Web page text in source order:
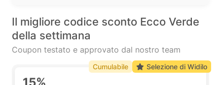
Il migliore codice sconto Ecco Verde
della settimana
Coupon testato e approvato dal nostro team
Cumulabile Selezione di Widilo